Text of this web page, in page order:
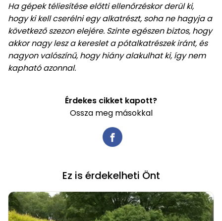
Ha gépek téliesítése előtti ellenőrzéskor derül ki,
hogy ki kell cserélni egy alkatrészt, soha ne hagyja a
következő szezon elejére. Szinte egészen biztos, hogy
akkor nagy lesz a kereslet a pótalkatrészek iránt, és
nagyon valószínű, hogy hiány alakulhat ki, így nem
kapható azonnal.
Érdekes cikket kapott?
Ossza meg másokkal
Ez is érdekelheti Önt